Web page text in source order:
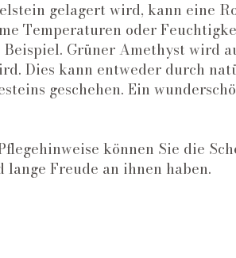
gelagert wird, kann eine
Temperaturen oder
Grüner Amethyst wird
Dies kann entweder durch
geschehen. Ein
können Sie die
Freude an ihnen haben.